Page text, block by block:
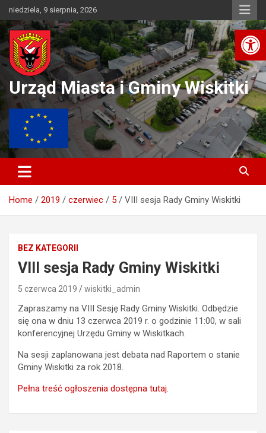
Skip
to
content
niedziela, 9 sierpnia, 2026
Urząd Miasta i Gminy Wiskitki
Home 2019 czerwiec 5 VIII sesja Rady Gminy Wiskitki
BEZ KATEGORII
VIII sesja Rady Gminy Wiskitki
5 czerwca 2019 wiskitki_admin
Zapraszamy na VIII Sesję Rady Gminy Wiskitki. Odbędzie
się ona w dniu 13 czerwca 2019 r. o godzinie 11:00, w sali
konferencyjnej Urzędu Gminy w Wiskitkach.
Na sesji zaplanowana jest debata nad Raportem o stanie
Gminy Wiskitki za rok 2018.
Pełna treść ogłoszenia dostępna tutaj.